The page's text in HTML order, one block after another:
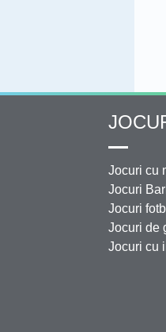
Jocuri cu
Jocuri
Jocuri
Jocuri de
Jocuri cu